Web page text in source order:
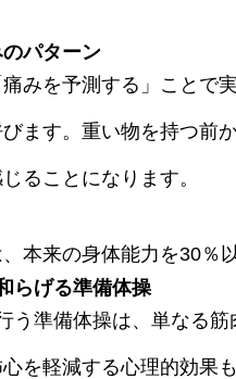
パターン
みを予測する」ことで
ます。重い物を持つ前
ることになります。
本来の身体能力を30％
らげる準備体操
う準備体操は、単なる
を軽減する心理的効果